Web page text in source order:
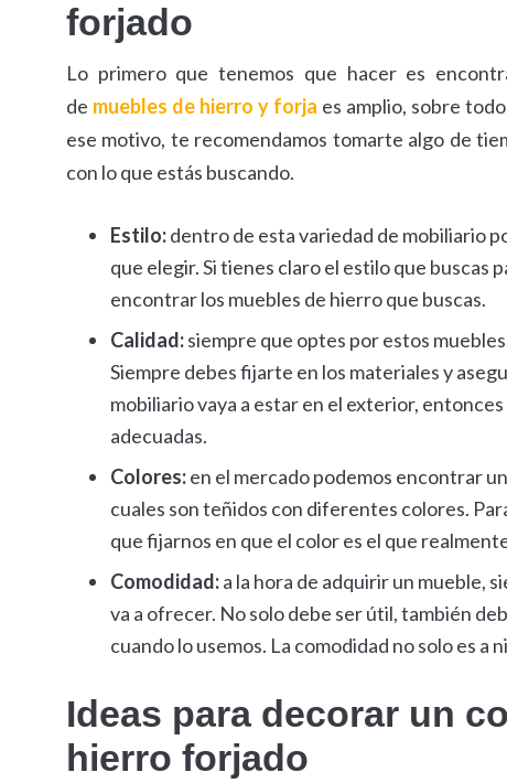
forjado
Lo primero que tenemos que hacer es
de muebles de hierro y forja es amplio, sobre
ese motivo, te recomendamos tomarte algo de
con lo que estás buscando.
Estilo:dentro de esta variedad de mobiliario
que elegir. Si tienes claro el estilo que buscas
encontrar los muebles de hierro que buscas.
Calidad:siempre que optes por estos
Siempre debes fijarte en los materiales y
mobiliario vaya a estar en el exterior,
adecuadas.
Colores:en el mercado podemos encontrar
cuales son teñidos con diferentes colores.
que fijarnos en que el color es el que
Comodidad:a la hora de adquirir un mueble,
va a ofrecer. No solo debe ser útil, también
cuando lo usemos. La comodidad no solo es a
Ideas para decorar un
hierro forjado